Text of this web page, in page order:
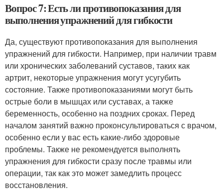
Вопрос 7: Есть ли противопоказания для
выполнения упражнений для гибкости
Да, существуют противопоказания для выполнения
упражнений для гибкости. Например, при наличии травм
или хронических заболеваний суставов, таких как
артрит, некоторые упражнения могут усугубить
состояние. Также противопоказаниями могут быть
острые боли в мышцах или суставах, а также
беременность, особенно на поздних сроках. Перед
началом занятий важно проконсультироваться с врачом,
особенно если у вас есть какие-либо здоровые
проблемы. Также не рекомендуется выполнять
упражнения для гибкости сразу после травмы или
операции, так как это может замедлить процесс
восстановления.